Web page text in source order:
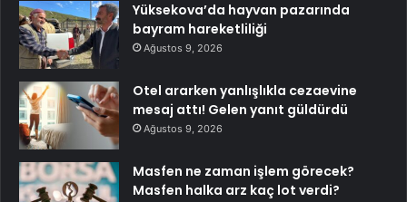
Yüksekova’da hayvan pazarında
bayram hareketliliği
Ağustos 9, 2026
Otel ararken yanlışlıkla cezaevine
mesaj attı! Gelen yanıt güldürdü
Ağustos 9, 2026
Masfen ne zaman işlem görecek?
Masfen halka arz kaç lot verdi?